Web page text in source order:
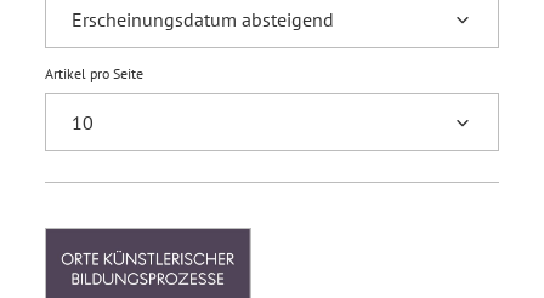
Artikel pro Seite